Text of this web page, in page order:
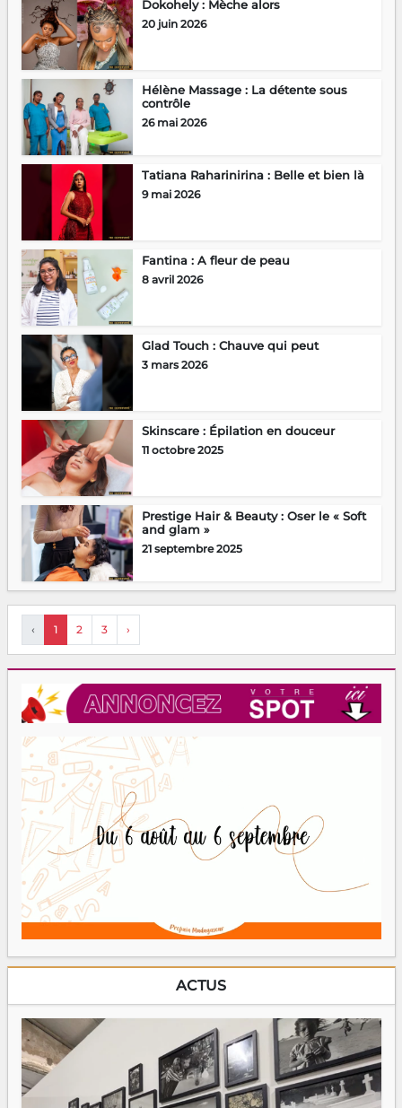
Dokohely : Mèche alors
20 juin 2026
Hélène Massage : La détente sous
contrôle
26 mai 2026
Tatiana Raharinirina : Belle et bien là
9 mai 2026
Fantina : A fleur de peau
8 avril 2026
Glad Touch : Chauve qui peut
3 mars 2026
Skinscare : Épilation en douceur
11 octobre 2025
Prestige Hair & Beauty : Oser le « Soft
and glam »
21 septembre 2025
‹ 1 2 3 ›
ACTUS